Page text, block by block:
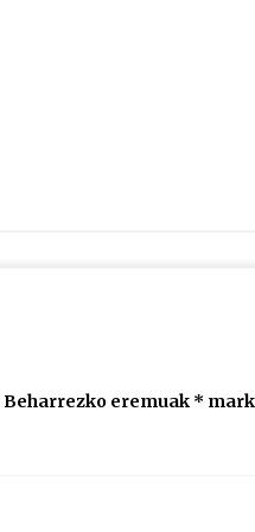
Beharrezko eremuak *